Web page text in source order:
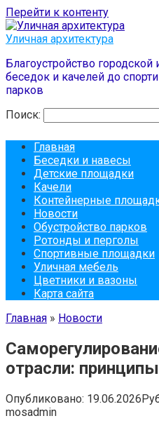
Перейти к контенту
Уличная архитектура
Благоустройство
беседок и качелей до
парков
Поиск:
Главная
Беседки и навесы
Детские площадки
Качели
Контейнерные
Новости
Обустройство парков
Ротонды и перголы
Спортивные площадки
Уличная мебель
Цветники и вазоны
Карта сайта
Главная » Новости
отрасли:
Опубликовано: 19.06.2026
mosadmin